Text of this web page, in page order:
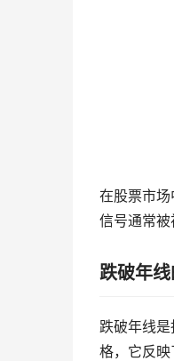
在股票市
信号通常被
跌破年
跌破年线
格，它反映